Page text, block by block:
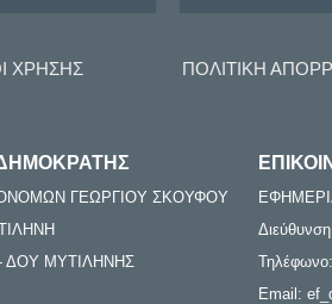
ΧΡΗΣΗΣ ΠΟΛΙΤΙΚΗ
ΓΕΩΡΓΙΟΥ ΣΚΟΥΦΟΥ
ΔΟΥ ΜΥΤΙΛΗΝΗΣ
Email: